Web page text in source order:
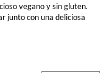
vegano y sin gluten.
junto con una deliciosa